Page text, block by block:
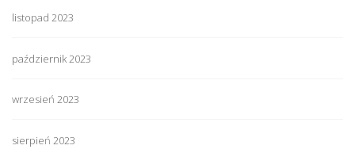
listopad 2023
październik 2023
wrzesień 2023
sierpień 2023